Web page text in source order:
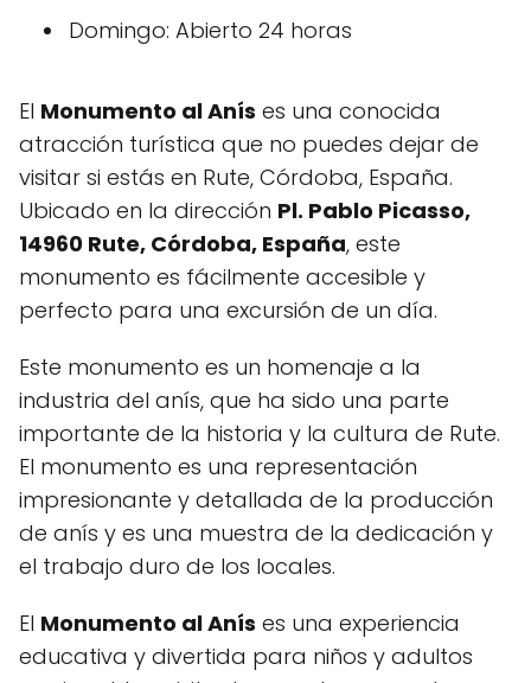
Domingo: Abierto 24 horas
El Monumento al Anís es una conocida
atracción turística que no puedes dejar de
visitar si estás en Rute, Córdoba, España.
Ubicado en la dirección Pl. Pablo Picasso,
14960 Rute, Córdoba, España, este
monumento es fácilmente accesible y
perfecto para una excursión de un día.
Este monumento es un homenaje a la
industria del anís, que ha sido una parte
importante de la historia y la cultura de Rute.
El monumento es una representación
impresionante y detallada de la producción
de anís y es una muestra de la dedicación y
el trabajo duro de los locales.
El Monumento al Anís es una experiencia
educativa y divertida para niños y adultos